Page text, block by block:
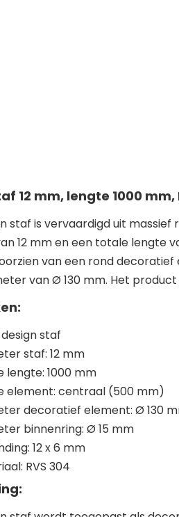
12 mm, lengte 1000 mm,
staf is vervaardigd uit
12 mm en een totale lengte
van een rond
van Ø 130 mm. Het product
staf
staf: 12 mm
lengte: 1000 mm
element: centraal (500 mm)
decoratief element: Ø 130
binnenring: Ø 15 mm
12 x 6 mm
RVS 304